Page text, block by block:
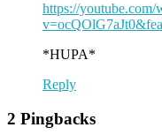
https://youtube.com/
*HUPA*
Reply
2 Pingbacks